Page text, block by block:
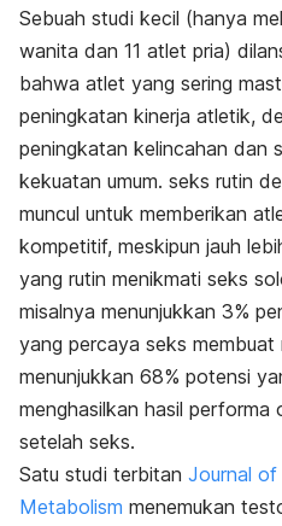
Sebuah studi kecil (hanya
wanita dan 11 atlet pria)
bahwa atlet yang sering
peningkatan kinerja atletik,
peningkatan kelincahan dan
kekuatan umum. seks rutin
muncul untuk memberikan
kompetitif, meskipun jauh
yang rutin menikmati seks
misalnya menunjukkan 3%
yang percaya seks
menunjukkan 68% potensi
menghasilkan hasil performa
setelah seks.
Satu studi terbitan Journal of
Metabolism menemukan